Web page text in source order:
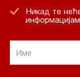
Никад те